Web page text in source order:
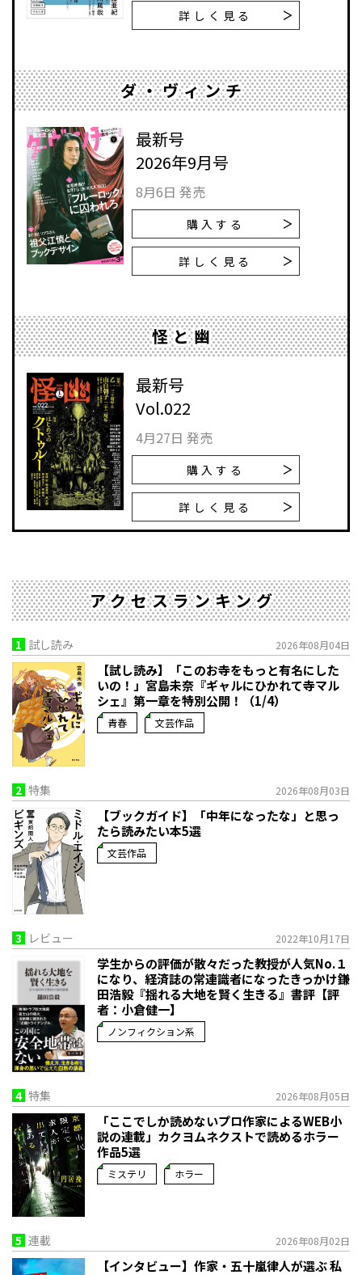
詳しく見る
ダ・ヴィンチ
最新号
2026年9月号
8月6日 発売
購入する
詳しく見る
怪と幽
最新号
Vol.022
4月27日 発売
購入する
詳しく見る
アクセスランキング
1 試し読み 2026年08月04日
【試し読み】「このお寺をもっと有名にした
いの！」宮島未奈『ギャルにひかれて寺マル
シェ』第一章を特別公開！（1/4）
青春 文芸作品
2 特集 2026年08月03日
【ブックガイド】「中年になったな」と思っ
たら読みたい本5選
文芸作品
3 レビュー 2022年10月17日
学生からの評価が散々だった教授が人気No.１
になり、経済誌の常連識者になったきっかけ――鎌
田浩毅『揺れる大地を賢く生きる』書評【評
者：小倉健一】
ノンフィクション系
4 特集 2026年08月05日
「ここでしか読めないプロ作家によるWEB小
説の連載」――カクヨムネクストで読めるホラー
作品5選
ミステリ ホラー
5 連載 2026年08月02日
【インタビュー】作家・五十嵐律人が選ぶ 私